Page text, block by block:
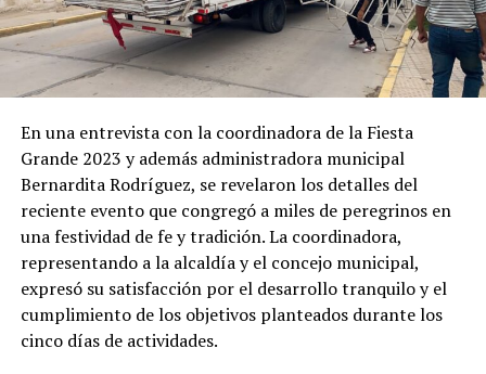
En una entrevista con la coordinadora de la Fiesta
Grande 2023 y además administradora municipal
Bernardita Rodríguez, se revelaron los detalles del
reciente evento que congregó a miles de peregrinos en
una festividad de fe y tradición. La coordinadora,
representando a la alcaldía y el concejo municipal,
expresó su satisfacción por el desarrollo tranquilo y el
cumplimiento de los objetivos planteados durante los
cinco días de actividades.